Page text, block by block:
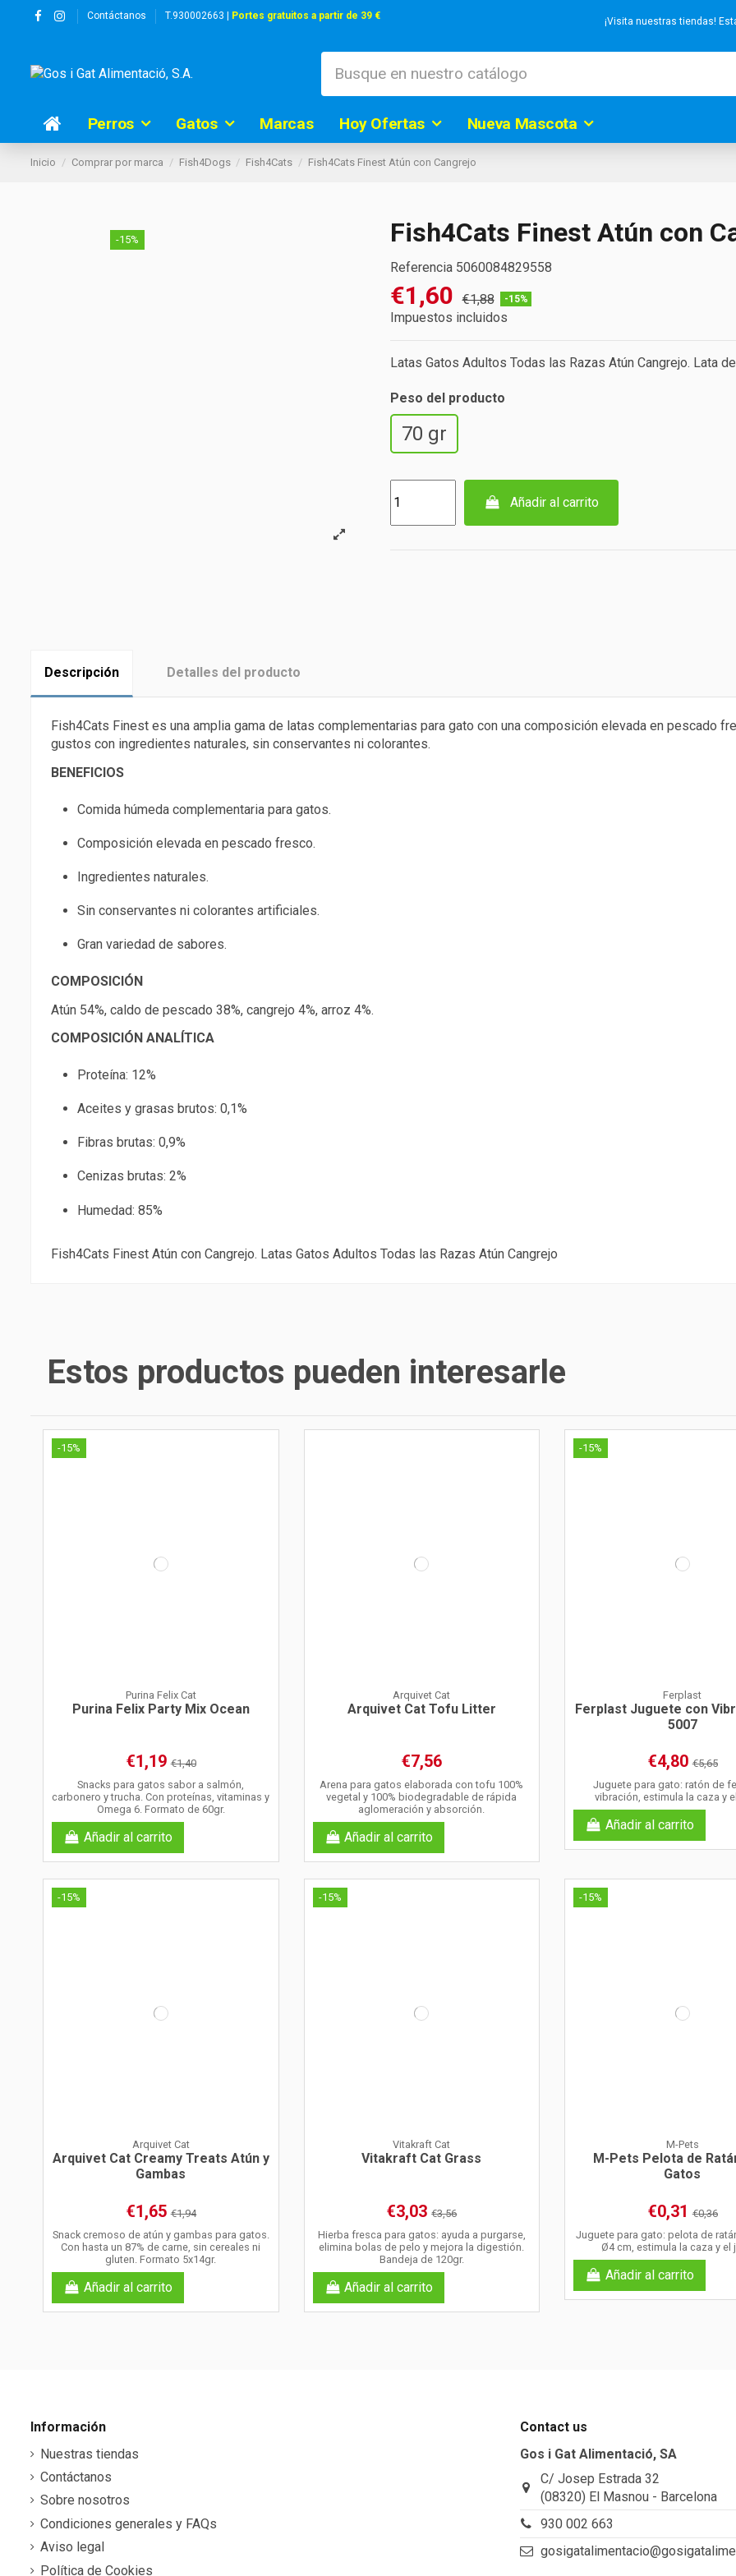
Contáctanos T.930002663 | Portes gratuitos a partir de 39 €
¡Visita nuestras tiendas!
Perros Gatos Marcas Hoy Ofertas Nueva Mascota
Inicio Comprar por marca Fish4Dogs Fish4Cats Fish4Cats Finest Atún con Cangrejo
-15% Fish4Cats Finest Atún con
Referencia 5060084829558
€1,60 €1,88 -15%
Impuestos incluidos
Latas Gatos Adultos Todas las Razas Atún Cangrejo. Lata
Peso del producto
70 gr
Añadir al carrito
Descripción Detalles del producto
Fish4Cats Finest es una amplia gama de latas complementarias para gato con una composición elevada en pescado
gustos con ingredientes naturales, sin conservantes ni colorantes.
BENEFICIOS
Comida húmeda complementaria para gatos.
Composición elevada en pescado fresco.
Ingredientes naturales.
Sin conservantes ni colorantes artificiales.
Gran variedad de sabores.
COMPOSICIÓN
Atún 54%, caldo de pescado 38%, cangrejo 4%, arroz 4%.
COMPOSICIÓN ANALÍTICA
Proteína: 12%
Aceites y grasas brutos: 0,1%
Fibras brutas: 0,9%
Cenizas brutas: 2%
Humedad: 85%
Fish4Cats Finest Atún con Cangrejo. Latas Gatos Adultos Todas las Razas Atún Cangrejo
Estos productos pueden interesarle
-15%
Purina Felix Cat
Purina Felix Party Mix Ocean
€1,19€1,40
Snacks para gatos sabor a salmón,
carbonero y trucha. Con proteínas, vitaminas y
Omega 6. Formato de 60gr.
Añadir al carrito
Arquivet Cat
Arquivet Cat Tofu Litter
€7,56
Arena para gatos elaborada con tofu 100%
vegetal y 100% biodegradable de rápida
aglomeración y absorción.
Añadir al carrito
-15%
Ferplast
Ferplast Juguete con
5007
€4,80€5,65
Juguete para gato: ratón de
vibración, estimula la caza y
Añadir al carrito
-15%
Arquivet Cat
Arquivet Cat Creamy Treats Atún y
Gambas
€1,65€1,94
Snack cremoso de atún y gambas para gatos.
Con hasta un 87% de carne, sin cereales ni
gluten. Formato 5x14gr.
Añadir al carrito
-15%
Vitakraft Cat
Vitakraft Cat Grass
€3,03€3,56
Hierba fresca para gatos: ayuda a purgarse,
elimina bolas de pelo y mejora la digestión.
Bandeja de 120gr.
Añadir al carrito
-15%
M-Pets
M-Pets Pelota de
Gatos
€0,31€0,36
Juguete para gato: pelota de
Ø4 cm, estimula la caza y el
Añadir al carrito
Información
Nuestras tiendas
Contáctanos
Sobre nosotros
Condiciones generales y FAQs
Aviso legal
Política de Cookies
Contact us
Gos i Gat Alimentació, SA
C/ Josep Estrada 32
(08320) El Masnou - Barcelona
930 002 663